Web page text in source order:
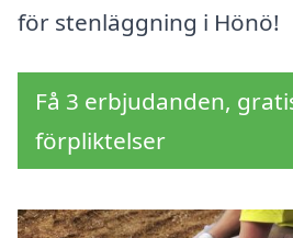
för stenläggning i Hönö!
Få 3 erbjudanden,
förpliktelser